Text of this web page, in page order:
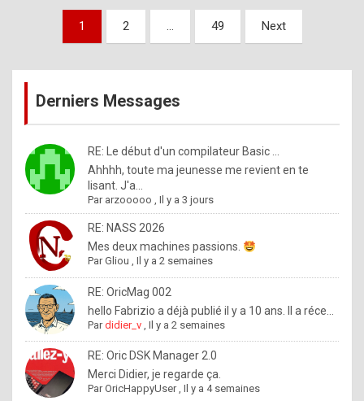
a
%
m
a
d
b
y
o
l
e
x
Pagination
publications
1 2 … 49 Next
Derniers Messages
RE: Le début d'un compilateur Basic ...
Ahhhh, toute ma jeunesse me revient en te
lisant. J'a...
Par arzooooo ,Il y a 3 jours
RE: NASS 2026
Mes deux machines passions.
ParGliou ,Il y a 2 semaines
RE: OricMag 002
hello Fabrizio a déjà publié il y a 10 ans. Il a réce...
Pardidier_v ,Il y a 2 semaines
RE: Oric DSK Manager 2.0
Merci Didier, je regarde ça.
ParOricHappyUser,Il y a 4 semaines